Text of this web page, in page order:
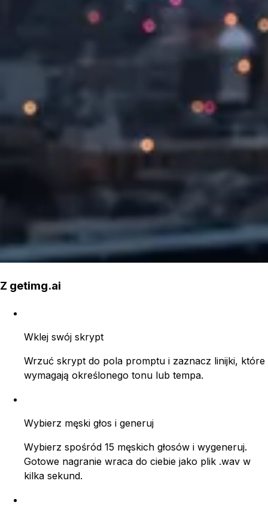
Z getimg.ai
Wklej swój skrypt
Wrzuć skrypt do pola promptu i zaznacz linijki, które
wymagają określonego tonu lub tempa.
Wybierz męski głos i generuj
Wybierz spośród 15 męskich głosów i wygeneruj.
Gotowe nagranie wraca do ciebie jako plik .wav w
kilka sekund.